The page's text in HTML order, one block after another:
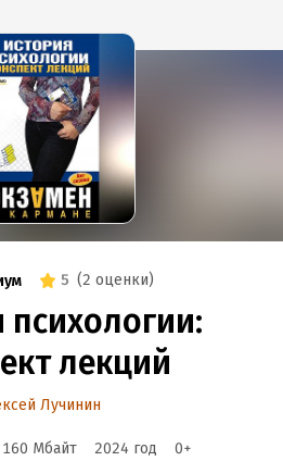
5 (2 оценки)
психологии:
лекций
Лучинин
160 Мбайт 2024 год 0+